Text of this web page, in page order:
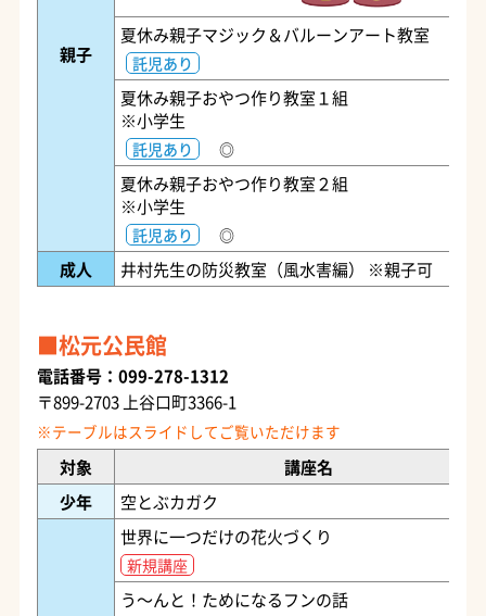
親子
夏休み親子マジック＆バルーンアート教室
託児あり
夏休み親子おやつ作り教室１組
※小学生
託児あり ◎
夏休み親子おやつ作り教室２組
※小学生
託児あり ◎
成人 井村先生の防災教室（風水害編） ※親子可
松元公民館
電話番号：099-278-1312
〒899-2703 上谷口町3366-1
対象
講座名
少年
空とぶカガク
世界に一つだけの花火づくり
新規講座
う～んと！ためになるフンの話